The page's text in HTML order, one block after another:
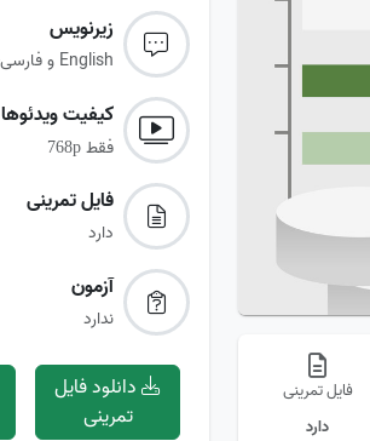
فایل تمرینی
دارد
زیرنویس‌
English و فارسی-ماشین
کیفیت ویدئوها‌
فقط 768p
فایل تمرینی‌
دارد
آزمون‌
ندارد
دانلود فایل
تمرینی